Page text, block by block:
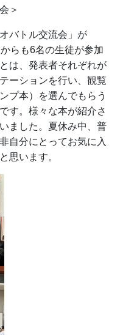
＞
バトル交流会」が
らも6名の生徒が参加
は、発表者それぞれが
ーションを行い、観覧
プ本）を選んでもらう
す。様々な本が紹介さ
ました。夏休み中、普
自分にとってお気に入
思います。